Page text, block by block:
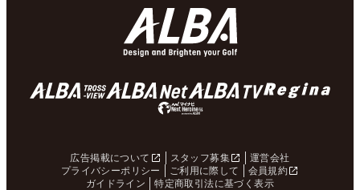
広告掲載について スタッフ募集
運営会社
プライバシーポリシー
ご利用に際して
会員規約
ガイドライン
特定商取引法に基づく表示